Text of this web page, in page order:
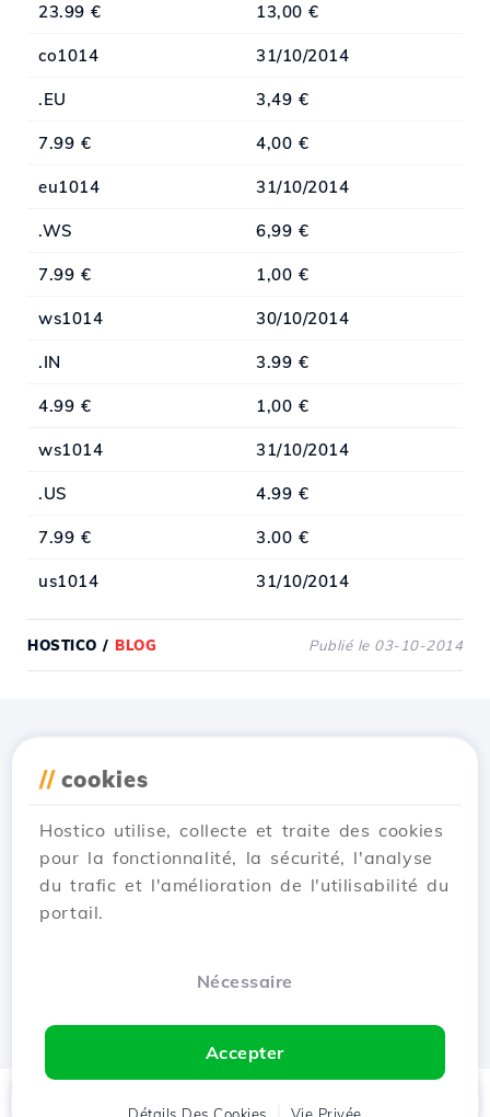
23.99 € 13,00 €
co1014 31/10/2014
.EU 3,49 €
7.99 € 4,00 €
eu1014 31/10/2014
.WS 6,99 €
7.99 € 1,00 €
ws1014 30/10/2014
.IN 3.99 €
4.99 € 1,00 €
ws1014 31/10/2014
.US 4.99 €
7.99 € 3.00 €
us1014 31/10/2014
HOSTICO / BLOG Publié le 03-10-2014
// cookies
Hostico utilise, collecte et traite des cookies
pour la fonctionnalité, la sécurité, l'analyse
du trafic et l'amélioration de l'utilisabilité du
portail.
Nécessaire
Accepter
Client Panier Chat